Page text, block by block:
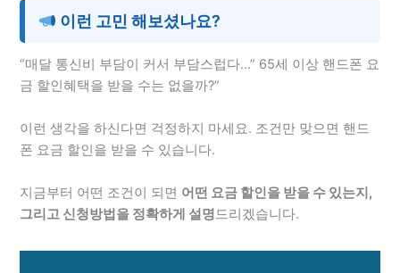
이런 고민 해보셨나요?
“매달 통신비 부담이 커서 부담스럽다…” 65세 이상 핸드폰 요
금 할인혜택을 받을 수는 없을까?”
이런 생각을 하신다면 걱정하지 마세요. 조건만 맞으면 핸드
폰 요금 할인을 받을 수 있습니다.
지금부터 어떤 조건이 되면 어떤 요금 할인을 받을 수 있는지,
그리고 신청방법을 정확하게 설명드리겠습니다.